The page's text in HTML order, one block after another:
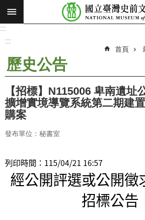
跳到主要內容區塊
搜
願
景
使
命
新
息
參
:::
:::
首頁
歷史公告
【招標】N115006 卑南遺址
擴增實境導覽系統第二期建
購案
發布單位：秘書室
列印時間： 115/04/21 16:57
經公開評選或公開徵
招標公告